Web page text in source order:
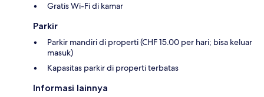
Gratis Wi-Fi di kamar
Parkir
Parkir mandiri di properti (CHF 15.00 per hari; bisa keluar
masuk)
Kapasitas parkir di properti terbatas
Informasi lainnya